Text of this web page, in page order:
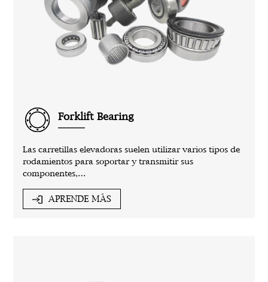
Forklift Bearing
Las carretillas elevadoras suelen utilizar varios tipos de
rodamientos para soportar y transmitir sus
componentes,…
APRENDE MÁS